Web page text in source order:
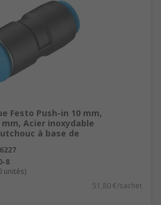
Festo Push-in 10 mm,
Acier inoxydable
à base de
8
unités)
51,80 €/sachet